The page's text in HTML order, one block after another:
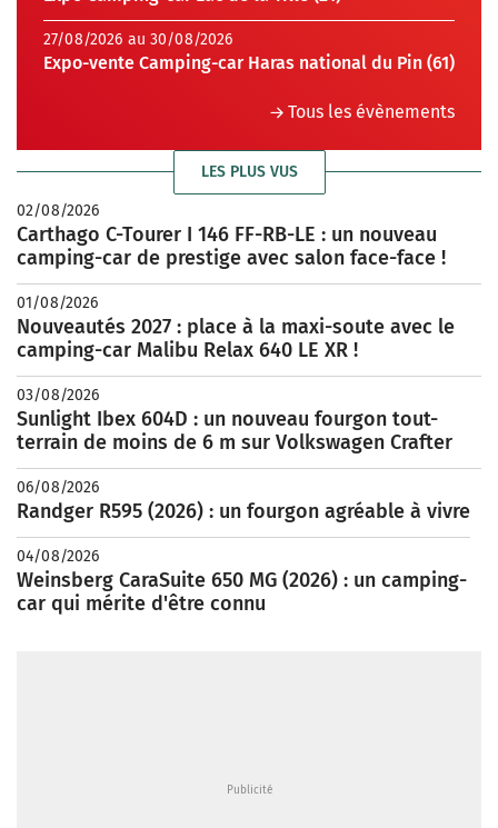
27/08/2026 au 30/08/2026
Expo-vente Camping-car Haras national du Pin (61)
Tous les évènements
LES PLUS VUS
02/08/2026
Carthago C-Tourer I 146 FF-RB-LE : un nouveau
camping-car de prestige avec salon face-face !
01/08/2026
Nouveautés 2027 : place à la maxi-soute avec le
camping-car Malibu Relax 640 LE XR !
03/08/2026
Sunlight Ibex 604D : un nouveau fourgon tout-
terrain de moins de 6 m sur Volkswagen Crafter
06/08/2026
Randger R595 (2026) : un fourgon agréable à vivre
04/08/2026
Weinsberg CaraSuite 650 MG (2026) : un camping-
car qui mérite d'être connu